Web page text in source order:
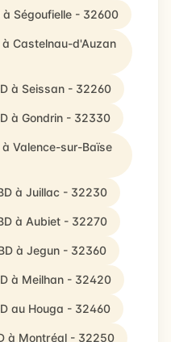
Ségoufielle - 32600
Castelnau-d'Auzan
à Seissan - 32260
à Gondrin - 32330
Valence-sur-Baïse
à Juillac - 32230
à Aubiet - 32270
à Jegun - 32360
à Meilhan - 32420
au Houga - 32460
à Montréal - 32250